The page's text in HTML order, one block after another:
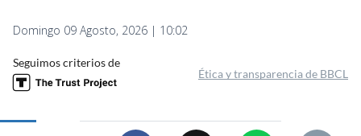
Domingo 09 Agosto, 2026 | 10:02
Seguimos criterios de
Ética y transparencia de BBCL